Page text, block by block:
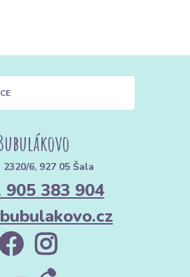
2320/6, 927 05 Šala
905 383 904